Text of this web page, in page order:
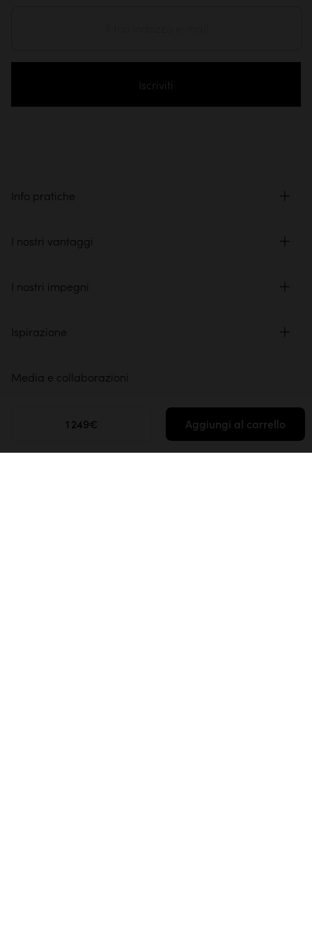
1 249€ Aggiungi al carrello
Iscriviti
Info pratiche
I nostri vantaggi
I nostri impegni
Ispirazione
Media e collaborazioni
Spazio professionale